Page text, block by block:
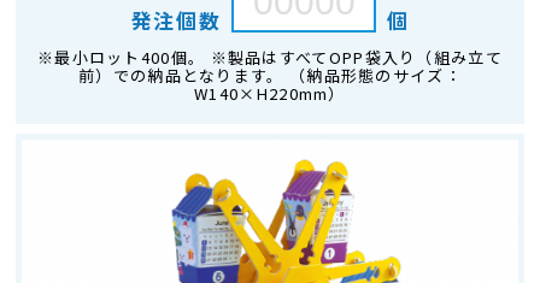
発注個数 個
※最小ロット400個。 ※製品はすべてOPP袋入り（組み立て
前）での納品となります。 （納品形態のサイズ：
W140×H220mm）